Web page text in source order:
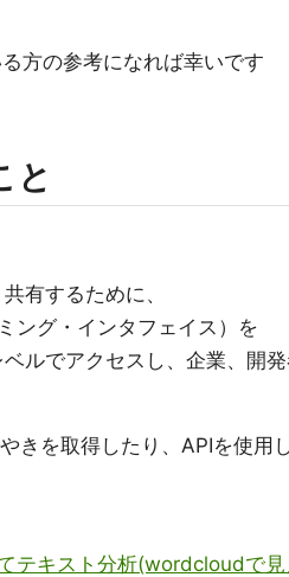
方の参考になれば幸いです
と
有するために、
ング・インタフェイス）を
ルでアクセスし、企業、開
を取得したり、APIを使用
テキスト分析(wordcloudで見